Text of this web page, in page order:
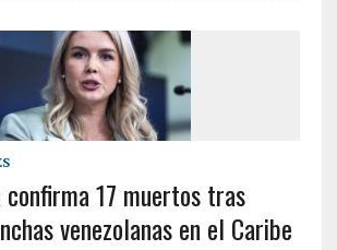
confirma 17 muertos tras
venezolanas en el Caribe